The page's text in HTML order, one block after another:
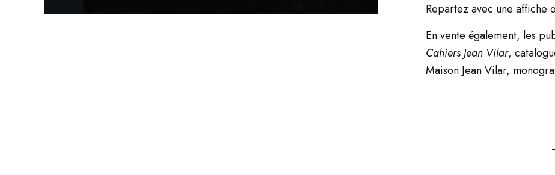
Repartez avec une affiche
En vente également, les
Cahiers Jean Vilar,
Maison Jean Vilar,